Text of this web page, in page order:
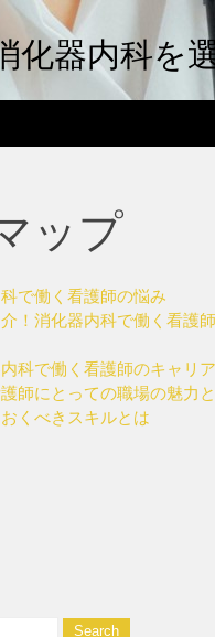
化器内科を
ップ
で働く看護師の悩み
！消化器内科で働く看護
科で働く看護師のキャリ
師にとっての職場の魅力
くべきスキルとは